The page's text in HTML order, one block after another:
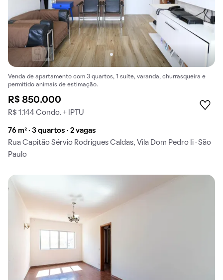
Venda de apartamento com 3 quartos, 1 suíte, varanda, churrasqueira e
permitido animais de estimação.
R$ 850.000
R$ 1.144 Condo. + IPTU
76 m² · 3 quartos · 2 vagas
Rua Capitão Sérvio Rodrigues Caldas, Vila Dom Pedro Ii · São
Paulo